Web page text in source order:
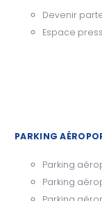
Devenir
Espace
PARKING
Parking
Parking